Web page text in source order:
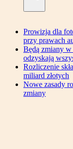
Prowizja dla
przy prawach
Będą zmiany w
odzyskają
Rozliczenie
miliard złotych
Nowe zasady
zmiany